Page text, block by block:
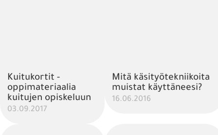
Kuitukortit -
oppimateriaalia
kuitujen opiskeluun
03.09.2017
Mitä käsityötekniikoita
muistat käyttäneesi?
16.06.2016